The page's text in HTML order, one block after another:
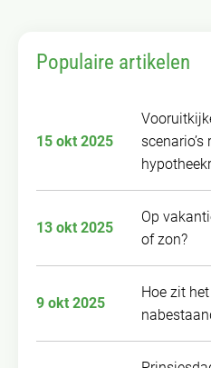
Populaire artikelen
15 okt 2025
scenario’s
13 okt 2025
Op
of zon?
9 okt 2025
Hoe zit